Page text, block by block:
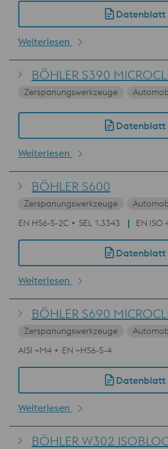
Datenblatt
Weiterlesen
BÖHLER S390
Zerspanungswerkzeuge
Datenblatt
Weiterlesen
BÖHLER S600
Zerspanungswerkzeuge
EN HS6-5-2C
SEL 1.3343 EN ISO
Datenblatt
Weiterlesen
BÖHLER S690
Zerspanungswerkzeuge
AISI ~M4
EN ~HS6-5-4
Datenblatt
Weiterlesen
BÖHLER W302